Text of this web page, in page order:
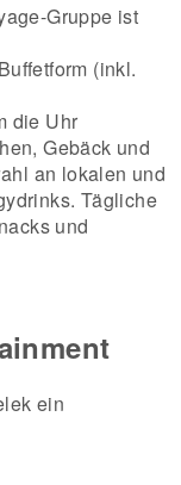
Gruppe ist
(inkl.
die Uhr
Gebäck und
an lokalen und
Tägliche
und
ein